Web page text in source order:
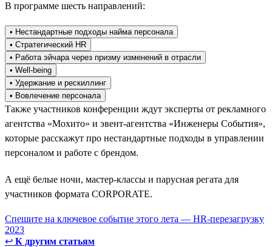
В программе шесть направлений:
• Нестандартные подходы найма персонала
• Стратегический HR
• Работа эйчара через призму изменений в отрасли
• Well-being
• Удержание и рескиллинг
• Вовлечение персонала
Также участников конференции ждут эксперты от рекламного
агентства «Мохито» и эвент-агентства «Инженеры События»,
которые расскажут про нестандартные подходы в управлении
персоналом и работе с брендом.
А ещё белые ночи, мастер-классы и парусная регата для
участников формата CORPORATE.
Спешите на ключевое событие этого лета — HR-перезагрузку
2023
↩ К другим статьям